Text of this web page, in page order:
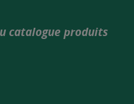
catalogue produits